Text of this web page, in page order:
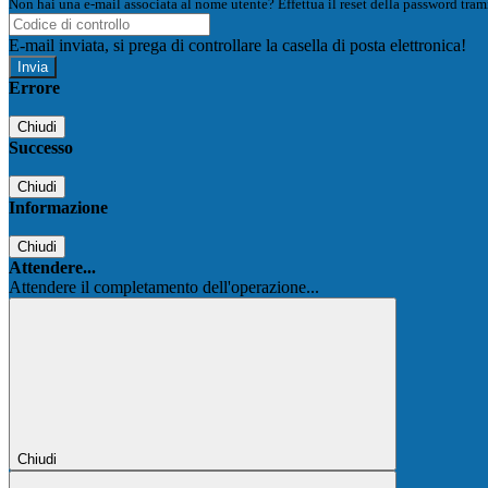
Non hai una e-mail associata al nome utente? Effettua il reset della password
E-mail inviata, si prega di controllare la casella di posta elettronica!
Errore
Chiudi
Successo
Chiudi
Informazione
Chiudi
Attendere...
Attendere il completamento dell'operazione...
Chiudi